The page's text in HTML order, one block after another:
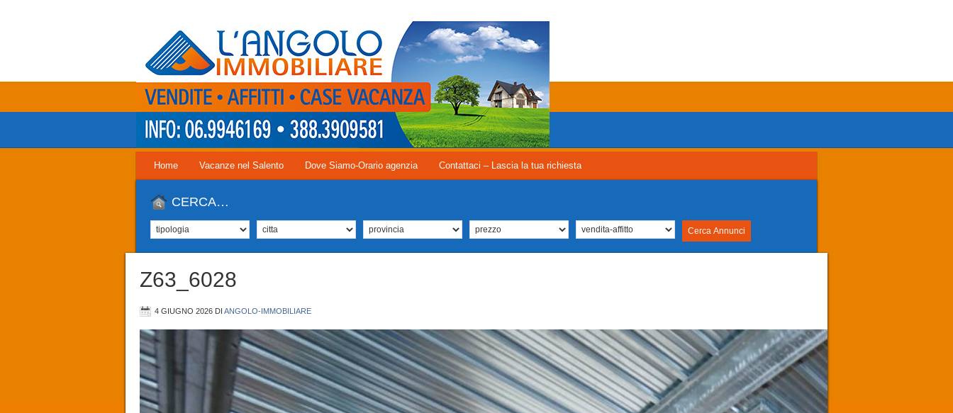
Home Vacanze nel Salento Dove Siamo-Orario agenzia Contattaci – Lascia la tua richiesta
CERCA…
Z63_6028
4 GIUGNO 2026 DI ANGOLO-IMMOBILIARE